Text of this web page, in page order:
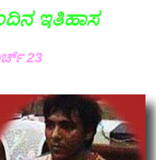
ಇತಿಹಾಸ
23